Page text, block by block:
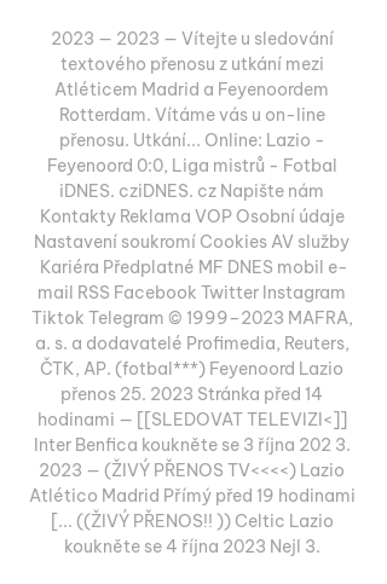
2023 — 2023 — Vítejte u sledování
textového přenosu z utkání mezi
Atléticem Madrid a Feyenoordem
Rotterdam. Vítáme vás u on-line
přenosu. Utkání... Online: Lazio -
Feyenoord 0:0, Liga mistrů - Fotbal
iDNES. cziDNES. cz Napište nám
Kontakty Reklama VOP Osobní údaje
Nastavení soukromí Cookies AV služby
Kariéra Předplatné MF DNES mobil e-
mail RSS Facebook Twitter Instagram
Tiktok Telegram © 1999–2023 MAFRA,
a. s. a dodavatelé Profimedia, Reuters,
ČTK, AP. (fotbal***) Feyenoord Lazio
přenos 25. 2023 Stránka před 14
hodinami — [[SLEDOVAT TELEVIZI<]]
Inter Benfica koukněte se 3 října 202 3.
2023 — (ŽIVÝ PŘENOS TV<<<<) Lazio
Atlético Madrid Přímý před 19 hodinami
[... ((ŽIVÝ PŘENOS!! )) Celtic Lazio
koukněte se 4 října 2023 Nejl 3.